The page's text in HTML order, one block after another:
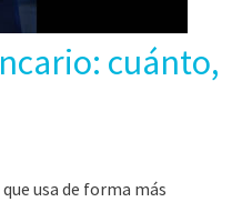
cuánto,
usa de forma más